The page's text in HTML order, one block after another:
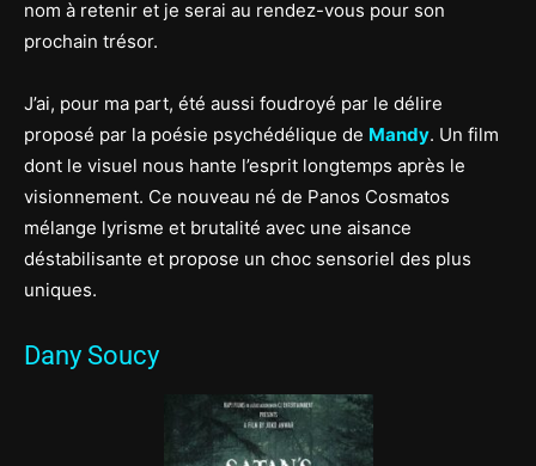
nom à retenir et je serai au rendez-vous pour son
prochain trésor.
J’ai, pour ma part, été aussi foudroyé par le délire
proposé par la poésie psychédélique de Mandy. Un film
dont le visuel nous hante l’esprit longtemps après le
visionnement. Ce nouveau né de Panos Cosmatos
mélange lyrisme et brutalité avec une aisance
déstabilisante et propose un choc sensoriel des plus
uniques.
Dany Soucy